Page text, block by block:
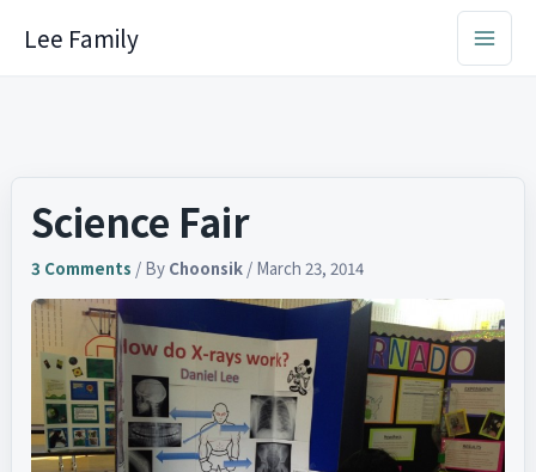
Lee Family
Science Fair
3 Comments / By Choonsik / March 23, 2014